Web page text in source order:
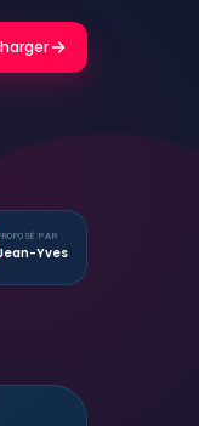
PAR
Yves